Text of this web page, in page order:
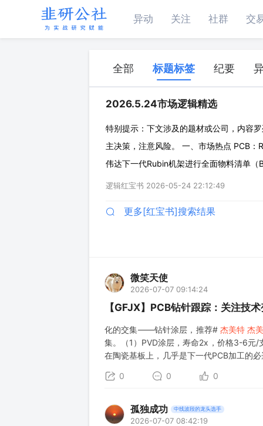
异动 关注 社群 交
全部 标题标签 纪要
2026.5.24市场逻辑精选
特别提示：下文涉及的题材或公司，内容
主决策，注意风险。 一、市场热点 PCB
伟达下一代Rubin机架进行全面物料清单
233%。 ◇价值暴涨：由单板升级与品类
逻辑红宝书 2026-05-24 22:12:49
更多[红宝书]搜索结果
微笑天使
2026-07-07 09:14:24
【GFJX】PCB钻针跟踪：关注
化的交集——钻针涂层，推荐# 杰美特 杰
集。（1）PVD涂层，寿命2x，价格3-6元
在陶瓷基板上，几乎是下一代PCB加工的
0 0 0
孤独成功 中线波段的龙头选手
2026-07-07 08:42:19